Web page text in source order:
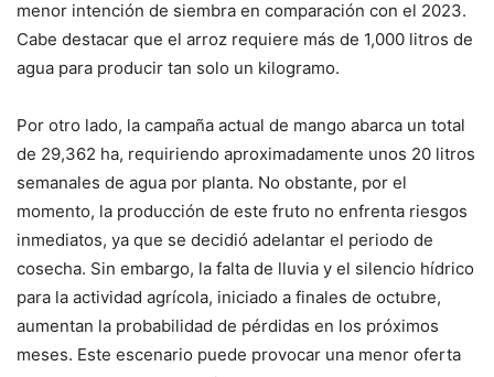
menor intención de siembra en comparación con el 2023.
Cabe destacar que el arroz requiere más de 1,000 litros de
agua para producir tan solo un kilogramo.
Por otro lado, la campaña actual de mango abarca un total
de 29,362 ha, requiriendo aproximadamente unos 20 litros
semanales de agua por planta. No obstante, por el
momento, la producción de este fruto no enfrenta riesgos
inmediatos, ya que se decidió adelantar el periodo de
cosecha. Sin embargo, la falta de lluvia y el silencio hídrico
para la actividad agrícola, iniciado a finales de octubre,
aumentan la probabilidad de pérdidas en los próximos
meses. Este escenario puede provocar una menor oferta